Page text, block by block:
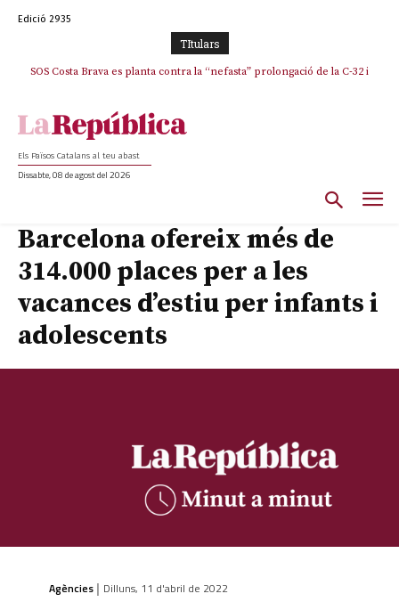
Edició 2935
TItulars
SOS Costa Brava es planta contra la “nefasta” prolongació de la C-32 i
Els Països Catalans al teu abast
Dissabte, 08 de agost del 2026
Barcelona ofereix més de
314.000 places per a les
vacances d’estiu per infants i
adolescents
Agències | Dilluns, 11 d'abril de 2022